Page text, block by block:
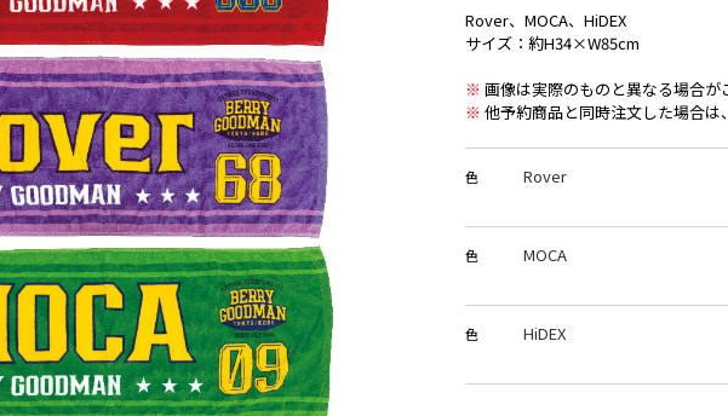
Rover、MOCA、HiDEX
サイズ：約H34×W85cm
※ 画像は実際のものと異なる場合が
※ 他予約商品と同時注文した場合
色 Rover
色 MOCA
色 HiDEX